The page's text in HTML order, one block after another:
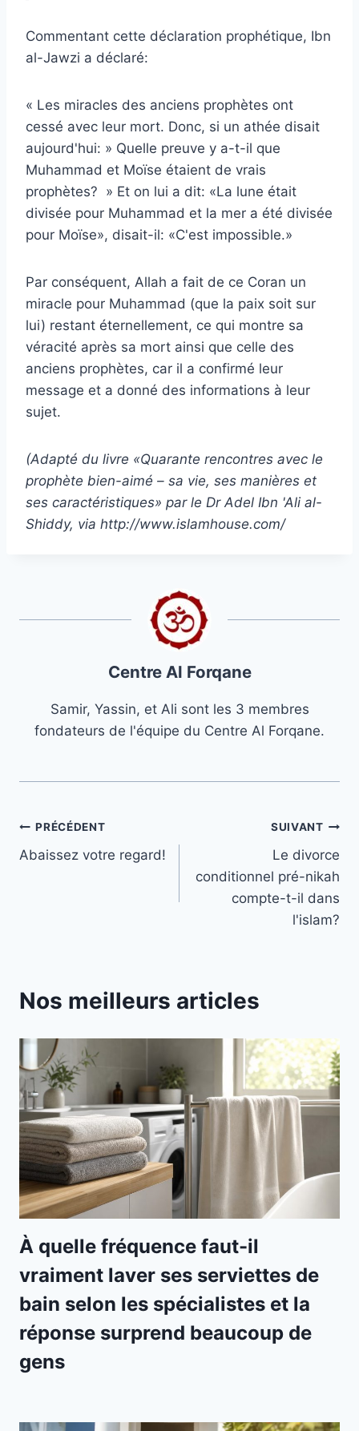
Commentant cette déclaration prophétique, Ibn
al-Jawzi a déclaré:
« Les miracles des anciens prophètes ont
cessé avec leur mort. Donc, si un athée disait
aujourd'hui: » Quelle preuve y a-t-il que
Muhammad et Moïse étaient de vrais
prophètes? » Et on lui a dit: «La lune était
divisée pour Muhammad et la mer a été divisée
pour Moïse», disait-il: «C'est impossible.»
Par conséquent, Allah a fait de ce Coran un
miracle pour Muhammad (que la paix soit sur
lui) restant éternellement, ce qui montre sa
véracité après sa mort ainsi que celle des
anciens prophètes, car il a confirmé leur
message et a donné des informations à leur
sujet.
(Adapté du livre «Quarante rencontres avec le
prophète bien-aimé – sa vie, ses manières et
ses caractéristiques» par le Dr Adel Ibn 'Ali al-
Shiddy, via http://www.islamhouse.com/
Centre Al Forqane
Samir, Yassin, et Ali sont les 3 membres
fondateurs de l'équipe du Centre Al Forqane.
Navigation
de
PRÉCÉDENT
Abaissez votre regard!
SUIVANT
Le divorce
conditionnel pré-nikah
compte-t-il dans
l'islam?
Nos meilleurs articles
À quelle fréquence faut-il
vraiment laver ses serviettes de
bain selon les spécialistes et la
réponse surprend beaucoup de
gens